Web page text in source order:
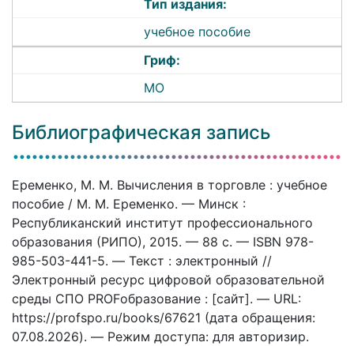
Тип издания:
учебное пособие
Гриф:
МО
Библиографическая запись
Еременко, М. М. Вычисления в торговле : учебное
пособие / М. М. Еременко. — Минск :
Республиканский институт профессионального
образования (РИПО), 2015. — 88 c. — ISBN 978-
985-503-441-5. — Текст : электронный //
Электронный ресурс цифровой образовательной
среды СПО PROFобразование : [сайт]. — URL:
https://profspo.ru/books/67621 (дата обращения:
07.08.2026). — Режим доступа: для авторизир.